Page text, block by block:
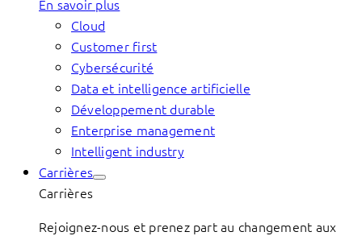
En savoir plus
Cloud
Customer first
Cybersécurité
Data et intelligence artificielle
Développement durable
Enterprise management
Intelligent industry
Carrières
Carrières
Rejoignez-nous et prenez part au changement aux